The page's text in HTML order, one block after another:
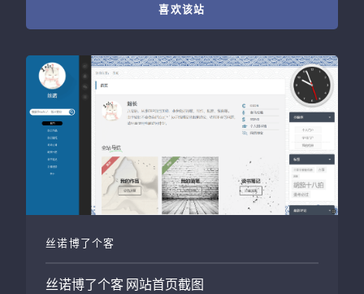
喜欢该站
丝诺博了个客
丝诺博了个客 网站首页截图